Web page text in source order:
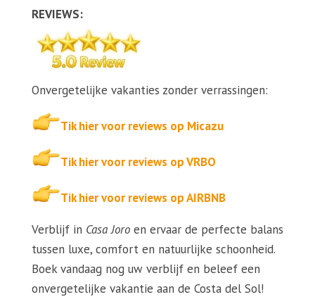
REVIEWS:
Onvergetelijke vakanties zonder verrassingen:
Tik hier voor reviews op Micazu
Tik hier voor reviews op VRBO
Tik hier voor reviews op AIRBNB
Verblijf in Casa Joroen ervaar de perfecte balans
tussen luxe, comfort en natuurlijke schoonheid.
Boek vandaag nog uw verblijf en beleef een
onvergetelijke vakantie aan de Costa del Sol!